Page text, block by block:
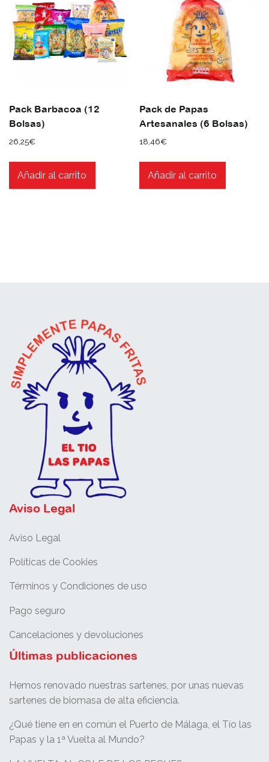
Pack Barbacoa (12
Bolsas)
26,25€
Añadir al carrito
Pack de Papas
Artesanales (6 Bolsas)
18,46€
Añadir al carrito
Aviso Legal
Aviso Legal
Políticas de Cookies
Términos y Condiciones de uso
Pago seguro
Cancelaciones y devoluciones
Últimas publicaciones
Hemos renovado nuestras sartenes, por unas nuevas
sartenes de biomasa de alta eficiencia.
¿Qué tiene en en común el Puerto de Málaga, el Tío las
Papas y la 1ª Vuelta al Mundo?